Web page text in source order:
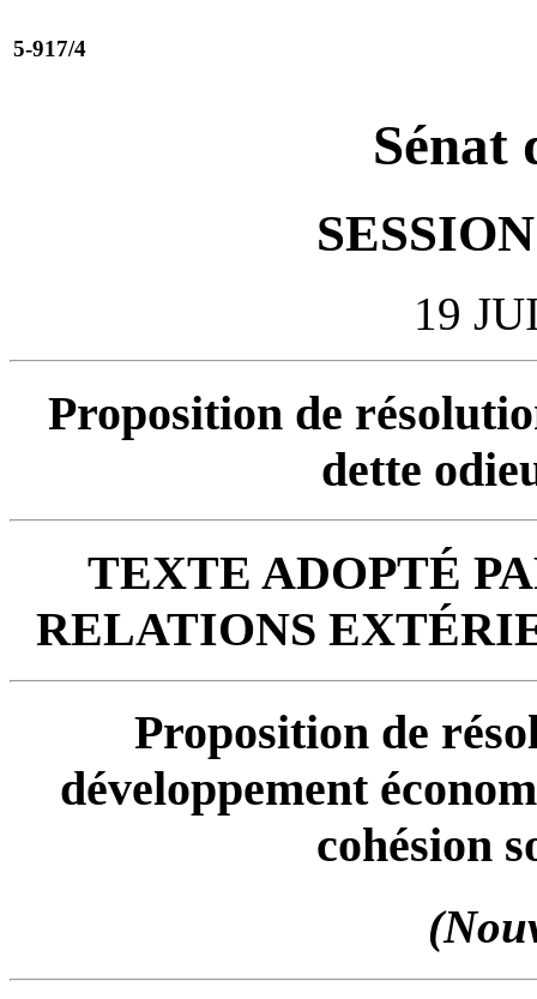
5-917/4
Sénat
19
Proposition de
dette
TEXTE ADOPTÉ
RELATIONS
Proposition de
développement
cohésion